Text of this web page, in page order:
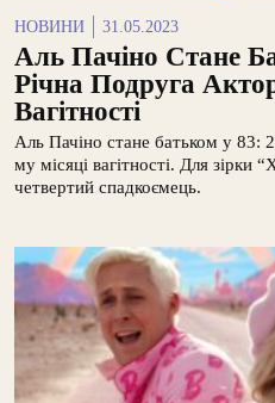
НОВИНИ 31.05.2023
Аль Пачіно Стане
Річна Подруга
Вагітності
Аль Пачіно стане батьком у 83:
му місяці вагітності. Для зірки
четвертий спадкоємець.